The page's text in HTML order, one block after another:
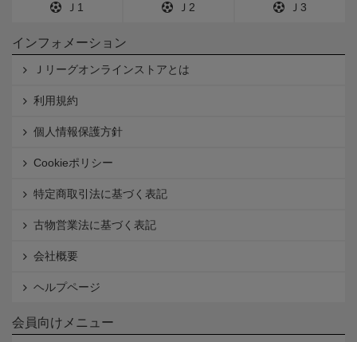
Ｊ1 Ｊ2 Ｊ3
インフォメーション
Ｊリーグオンラインストアとは
利用規約
個人情報保護方針
Cookieポリシー
特定商取引法に基づく表記
古物営業法に基づく表記
会社概要
ヘルプページ
会員向けメニュー